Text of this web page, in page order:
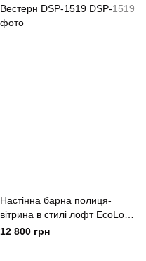
Настінна барна полиця-
вітрина в стилі лофт EcoLoft
Вестерн DSP-1519
12 800 грн